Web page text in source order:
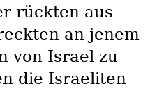
rückten aus
an jenem
von Israel zu
die Israeliten